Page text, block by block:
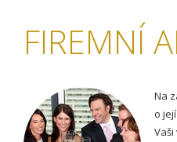
FIREMNÍ
Na
o